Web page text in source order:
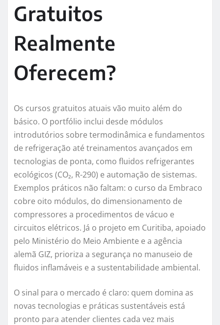
Gratuitos
Realmente
Oferecem?
Os cursos gratuitos atuais vão muito além do
básico. O portfólio inclui desde módulos
introdutórios sobre termodinâmica e fundamentos
de refrigeração até treinamentos avançados em
tecnologias de ponta, como fluidos refrigerantes
ecológicos (CO₂, R-290) e automação de sistemas.
Exemplos práticos não faltam: o curso da Embraco
cobre oito módulos, do dimensionamento de
compressores a procedimentos de vácuo e
circuitos elétricos. Já o projeto em Curitiba, apoiado
pelo Ministério do Meio Ambiente e a agência
alemã GIZ, prioriza a segurança no manuseio de
fluidos inflamáveis e a sustentabilidade ambiental.
O sinal para o mercado é claro: quem domina as
novas tecnologias e práticas sustentáveis está
pronto para atender clientes cada vez mais